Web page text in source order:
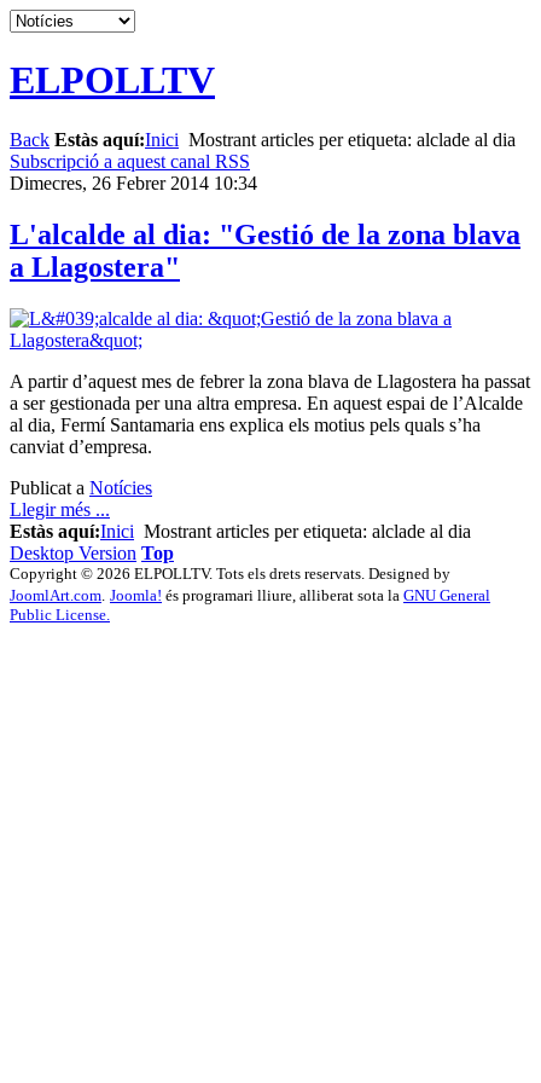
ELPOLLTV
Back Estàs aquí:Inici Mostrant articles per etiqueta: alclade al dia
Subscripció a aquest canal RSS
Dimecres, 26 Febrer 2014 10:34
L'alcalde al dia: "Gestió de la zona blava
a Llagostera"
A partir d’aquest mes de febrer la zona blava de Llagostera ha passat
a ser gestionada per una altra empresa. En aquest espai de l’Alcalde
al dia, Fermí Santamaria ens explica els motius pels quals s’ha
canviat d’empresa.
Publicat a Notícies
Llegir més ...
Estàs aquí:Inici Mostrant articles per etiqueta: alclade al dia
Desktop Version Top
Copyright © 2026 ELPOLLTV. Tots els drets reservats. Designed by
JoomlArt.com Joomla! és programari lliure, alliberat sota la GNU General
Public License.